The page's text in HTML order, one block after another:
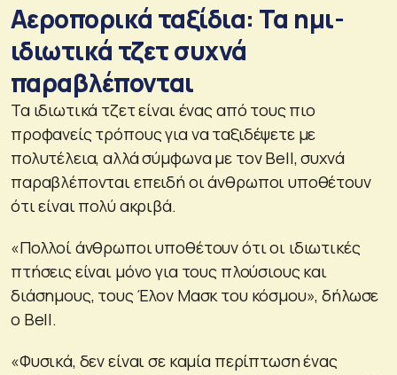
Αεροπορικά ταξίδια: Τα ημι-
ιδιωτικά τζετ συχνά
παραβλέπονται
Τα ιδιωτικά τζετ είναι ένας από τους πιο
προφανείς τρόπους για να ταξιδέψετε με
πολυτέλεια, αλλά σύμφωνα με τον Bell, συχνά
παραβλέπονται επειδή οι άνθρωποι υποθέτουν
ότι είναι πολύ ακριβά.
«Πολλοί άνθρωποι υποθέτουν ότι οι ιδιωτικές
πτήσεις είναι μόνο για τους πλούσιους και
διάσημους, τους Έλον Μασκ του κόσμου», δήλωσε
ο Bell.
«Φυσικά, δεν είναι σε καμία περίπτωση ένας